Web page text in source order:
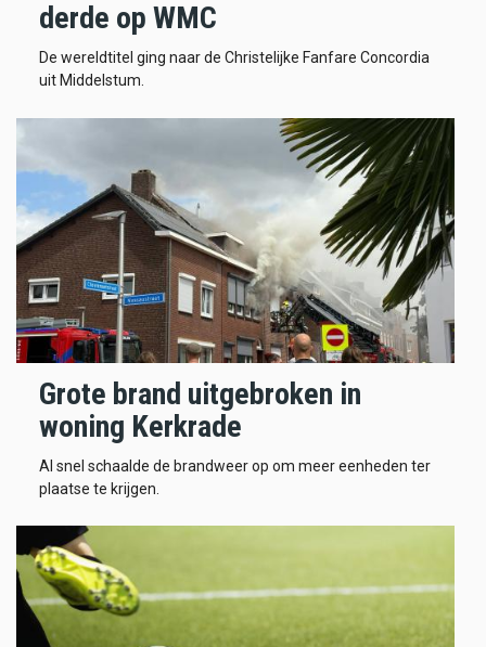
derde op WMC
De wereldtitel ging naar de Christelijke Fanfare Concordia
uit Middelstum.
Grote brand uitgebroken in
woning Kerkrade
Al snel schaalde de brandweer op om meer eenheden ter
plaatse te krijgen.